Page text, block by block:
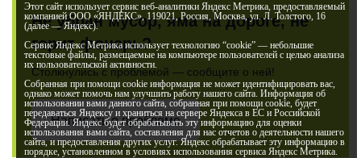
Этот сайт использует сервис веб-аналитики Яндекс Метрика, предоставляемый
компанией ООО «ЯНДЕКС», 119021, Россия, Москва, ул. Л. Толстого, 16
(далее — Яндекс).
Сервис Яндекс Метрика использует технологию “cookie” — небольшие
текстовые файлы, размещаемые на компьютере пользователей с целью анализа
их пользовательской активности.
Собранная при помощи cookie информация не может идентифицировать вас,
однако может помочь нам улучшить работу нашего сайта. Информация об
использовании вами данного сайта, собранная при помощи cookie, будет
передаваться Яндексу и храниться на сервере Яндекса в ЕС и Российской
Федерации. Яндекс будет обрабатывать эту информацию для оценки
использования вами сайта, составления для нас отчетов о деятельности нашего
сайта, и предоставления других услуг. Яндекс обрабатывает эту информацию в
порядке, установленном в условиях использования сервиса Яндекс Метрика.
Не убран мусор, яма на дороге, не
горит фонарь?
Столкнулись с проблемой — сообщите о ней!
Написать о проблеме